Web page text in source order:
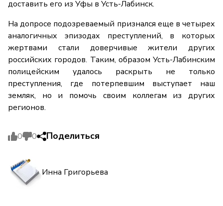
доставить его из Уфы в Усть-Лабинск.
На допросе подозреваемый признался еще в четырех
аналогичных эпизодах преступлений, в которых
жертвами стали доверчивые жители других
российских городов. Таким, образом Усть-Лабинским
полицейским удалось раскрыть не только
преступления, где потерпевшим выступает наш
земляк, но и помочь своим коллегам из других
регионов.
0 0 Поделиться
Инна Григорьева